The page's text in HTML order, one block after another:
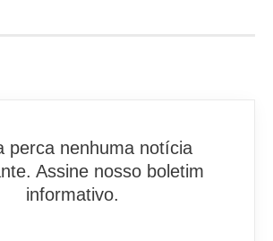
perca nenhuma notícia
Assine nosso boletim
informativo.